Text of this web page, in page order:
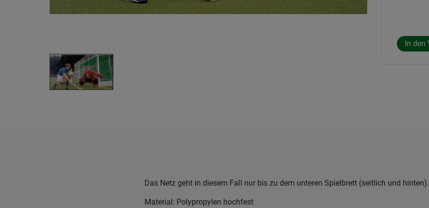
Das Netz geht in diesem Fall nur bis zu dem unteren Spielbrett (seitlich und hinten).
Material: Polypropylen hochfest